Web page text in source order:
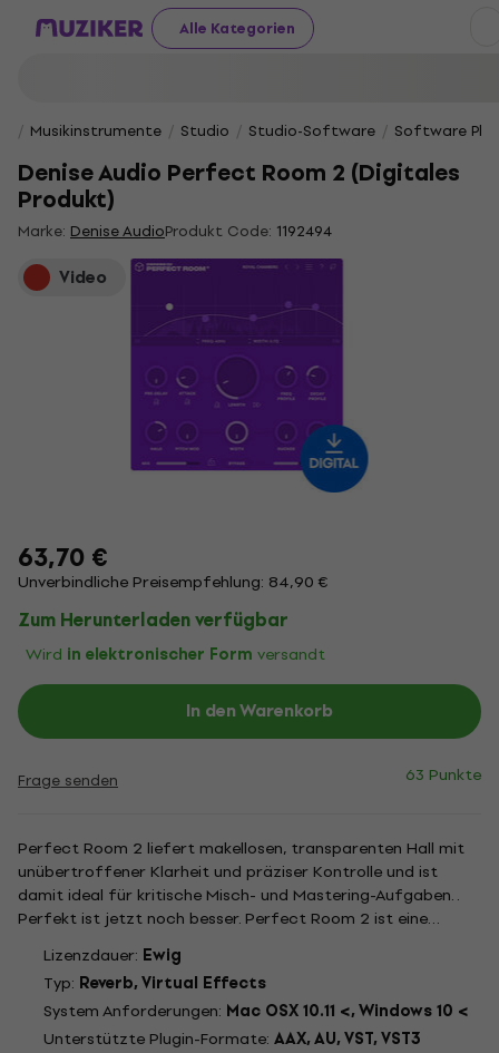
Alle Kategorien
Musikinstrumente Studio Studio-Software Software
Denise Audio Perfect Room 2 (Digitales
Produkt)
Marke: Denise AudioProdukt Code: 1192494
Video
63,70 €
Unverbindliche Preisempfehlung: 84,90 €
Zum Herunterladen verfügbar
Wird in elektronischer Form versandt
In den Warenkorb
Frage senden 63 Punkte
Perfect Room 2 liefert makellosen, transparenten Hall mit
unübertroffener Klarheit und präziser Kontrolle und ist
damit ideal für kritische Misch- und Mastering-Aufgaben. .
Perfekt ist jetzt noch besser. Perfect Room 2 ist eine
Neuinterpretation des Bestsellers und bietet verbesserte
Klarheit, höhere Klangtreue und latenzfreie Performance.
Die...
Lizenzdauer: Ewig
Typ: Reverb, Virtual Effects
System Anforderungen: Mac OSX 10.11 <, Windows 10 <
Unterstützte Plugin-Formate: AAX, AU, VST, VST3